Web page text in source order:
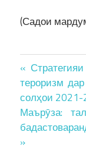
(Садои
Post
«
тероризм
солҳои 2021-
Маърӯза:
»